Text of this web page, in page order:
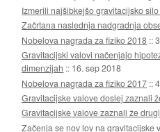
Izmerili najšibkejšo gravitacijsko
Začrtana naslednja nadgradnja
Nobelova nagrada za fiziko 2018 ::
Gravitacijski valovi načenjajo
dimenzijah :: 16. sep 2018
Nobelova nagrada za fiziko 2017 ::
Gravitacijske valove doslej zaznali
Gravitacijske valove zaznali že
Začenja se nov lov na gravitacijske